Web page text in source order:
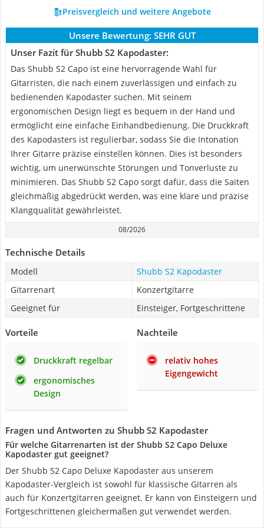
Preisvergleich und weitere Angebote
Unsere Bewertung: SEHR GUT
Unser Fazit für Shubb S2 Kapodaster:
Das Shubb S2 Capo ist eine hervorragende Wahl für
Gitarristen, die nach einem zuverlässigen und einfach zu
bedienenden Kapodaster suchen. Mit seinem
ergonomischen Design liegt es bequem in der Hand und
ermöglicht eine einfache Einhandbedienung. Die Druckkraft
des Kapodasters ist regulierbar, sodass Sie die Intonation
Ihrer Gitarre präzise einstellen können. Dies ist besonders
wichtig, um unerwünschte Störungen und Tonverluste zu
minimieren. Das Shubb S2 Capo sorgt dafür, dass die Saiten
gleichmäßig abgedrückt werden, was eine klare und präzise
Klangqualität gewährleistet.
08/2026
Technische Details
Modell
Shubb S2 Kapodaster
Gitarrenart
Konzertgitarre
Geeignet für
Einsteiger, Fortgeschrittene
Vorteile
Druckkraft regelbar
ergonomisches
Design
Nachteile
relativ hohes
Eigengewicht
Fragen und Antworten zu Shubb S2 Kapodaster
Für welche Gitarrenarten ist der Shubb S2 Capo Deluxe
Kapodaster gut geeignet?
Der Shubb S2 Capo Deluxe Kapodaster aus unserem
Kapodaster-Vergleich ist sowohl für klassische Gitarren als
auch für Konzertgitarren geeignet. Er kann von Einsteigern und
Fortgeschrittenen gleichermaßen gut verwendet werden.